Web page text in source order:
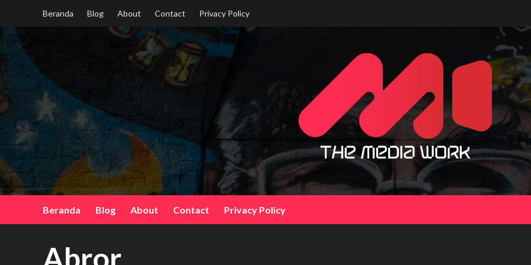
content
Beranda Blog About Contact Privacy Policy
Beranda Blog About Contact Privacy Policy
Abror